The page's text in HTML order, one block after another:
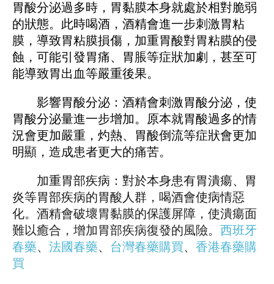
胃酸分泌過多時，胃黏膜本身就處於相對脆弱
的狀態。此時喝酒，酒精會進一步刺激胃粘
膜，導致胃粘膜損傷，加重胃酸對胃粘膜的侵
蝕，可能引發胃痛、胃脹等症狀加劇，甚至可
能導致胃出血等嚴重後果。
影響胃酸分泌：酒精會刺激胃酸分泌，使
胃酸分泌量進一步增加。原本就胃酸過多的情
況會更加嚴重，灼熱、胃酸倒流等症狀會更加
明顯，造成患者更大的痛苦。
加重胃部疾病：對於本身患有胃潰瘍、胃
炎等胃部疾病的胃酸人群，喝酒會使病情惡
化。酒精會破壞胃黏膜的保護屏障，使潰瘍面
難以癒合，增加胃部疾病復發的風險。 西班牙
春藥、 法國春藥、 台灣春藥購買、 香港春藥購
買